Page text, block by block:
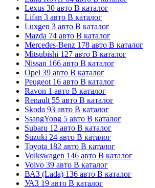
Lexus 30 авто В каталог
Lifan 3 авто В каталог
Luxgen 3 авто В каталог
Mazda 74 авто В каталог
Mercedes-Benz 178 авто В каталог
Mitsubishi 127 авто В каталог
Nissan 166 авто В каталог
Opel 39 авто В каталог
Peugeot 16 авто В каталог
Ravon 1 авто В каталог
Renault 55 авто В каталог
Skoda 93 авто В каталог
SsangYong 5 авто В каталог
Subaru 12 авто В каталог
Suzuki 24 авто В каталог
Toyota 182 авто В каталог
Volkswagen 146 авто В каталог
Volvo 39 авто В каталог
ВАЗ (Lada) 136 авто В каталог
УАЗ 19 авто В каталог